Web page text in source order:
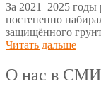
За 2021–2025
постепенно
защищённого
Читать дальше
О нас в СМИ